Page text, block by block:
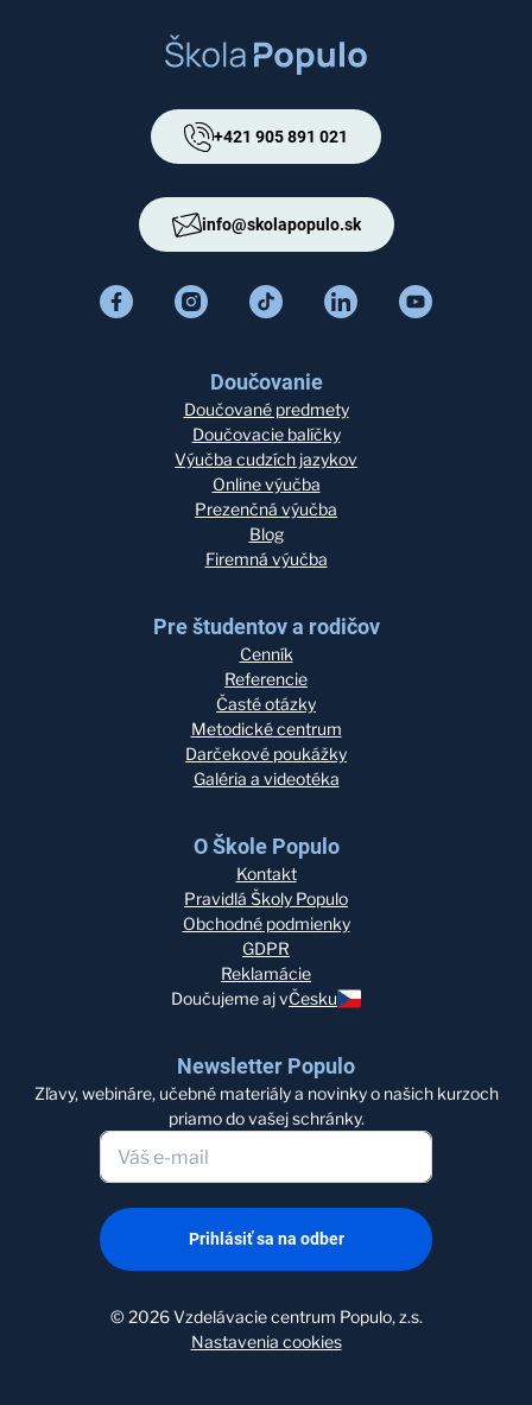
+421 905 891 021
info@skolapopulo.sk
Doučovanie
Doučované predmety
Doučovacie balíčky
Výučba cudzích jazykov
Online výučba
Prezenčná výučba
Blog
Firemná výučba
Pre študentov a rodičov
Cenník
Referencie
Časté otázky
Metodické centrum
Darčekové poukážky
Galéria a videotéka
O Škole Populo
Kontakt
Pravidlá Školy Populo
Obchodné podmienky
GDPR
Reklamácie
Doučujeme aj vČesku
Newsletter Populo
Zľavy, webináre, učebné materiály a novinky o našich kurzoch
priamo do vašej schránky.
Prihlásiť sa na odber
©2026 Vzdelávacie centrum Populo, z.s.
Nastavenia cookies